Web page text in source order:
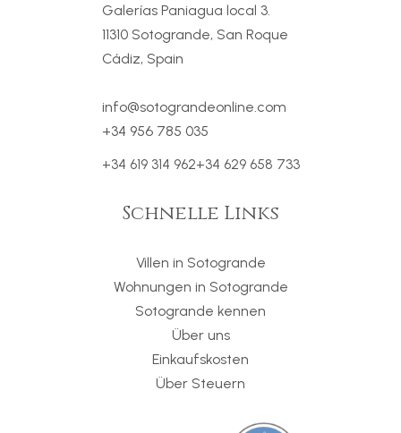
Galerías Paniagua local 3.
11310 Sotogrande, San Roque
Cádiz, Spain
info@sotograndeonline.com
+34 956 785 035
+34 619 314 962+34 629 658 733
Schnelle Links
Villen in Sotogrande
Wohnungen in Sotogrande
Sotogrande kennen
Über uns
Einkaufskosten
Über Steuern